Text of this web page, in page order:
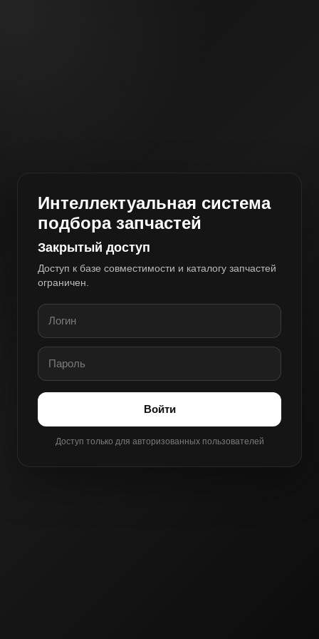
Интеллектуальная система
подбора запчастей
Закрытый доступ
Доступ к базе совместимости и каталогу запчастей
ограничен.
Войти
Доступ только для авторизованных пользователей